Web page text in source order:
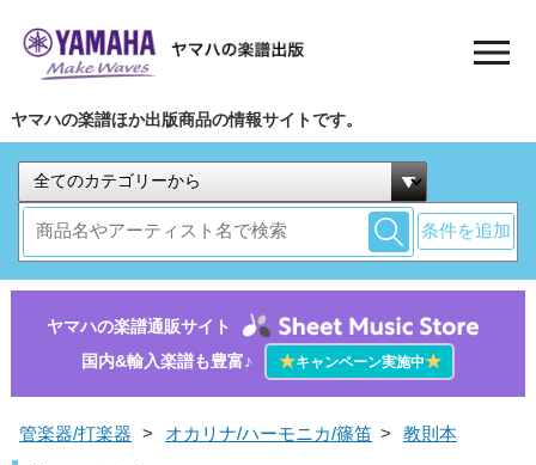
ヤマハの楽譜ほか出版商品の情報サイトです。
条件を追加
ヤマハの楽譜通販サイト
国内&輸入楽譜も豊富♪
★キャンペーン実施中★
管楽器/打楽器 > オカリナ/ハーモニカ/篠笛 > 教則本